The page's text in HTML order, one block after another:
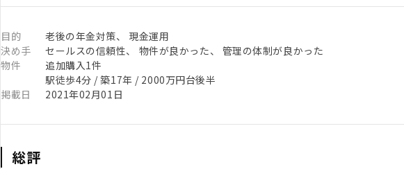
目的
老後の年金対策、 現金運用
決め手
セールスの信頼性、 物件が良かった、 管理の体制が良かった
物件
追加購入1件
駅徒歩4分 / 築17年 / 2000万円台後半
掲載日
2021年02月01日
総評